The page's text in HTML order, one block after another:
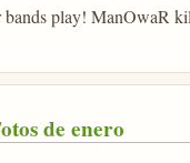
bands play! ManOwaR
de enero